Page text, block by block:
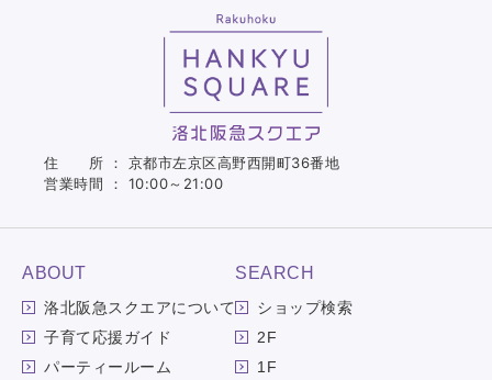
住 所 ： 京都市左京区高野西開町36番地
営業時間 ： 10:00～21:00
ABOUT
洛北阪急スクエアについて
子育て応援ガイド
パーティールーム
SEARCH
ショップ検索
2F
1F